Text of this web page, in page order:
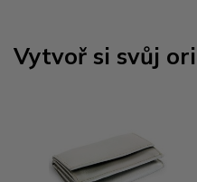
Vytvoř si svůj